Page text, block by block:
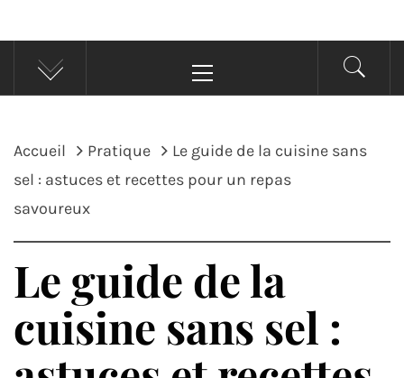
principal
Accueil Pratique
Le guide de la cuisine sans
sel : astuces et recettes pour un repas
savoureux
Le guide de la
cuisine sans sel :